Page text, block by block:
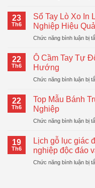
23
Th6
Sổ Tay Lò Xo In
Nghiệp Hiệu Quả
Chức năng bình luận bị
22
Th6
Ô Cầm Tay Tự
Hướng
Chức năng bình luận bị
22
Th6
Top Mẫu Bánh
Nghiệp
Chức năng bình luận bị
19
Th6
Lịch gỗ lục giác
nghiệp độc đáo
Chức năng bình luận bị